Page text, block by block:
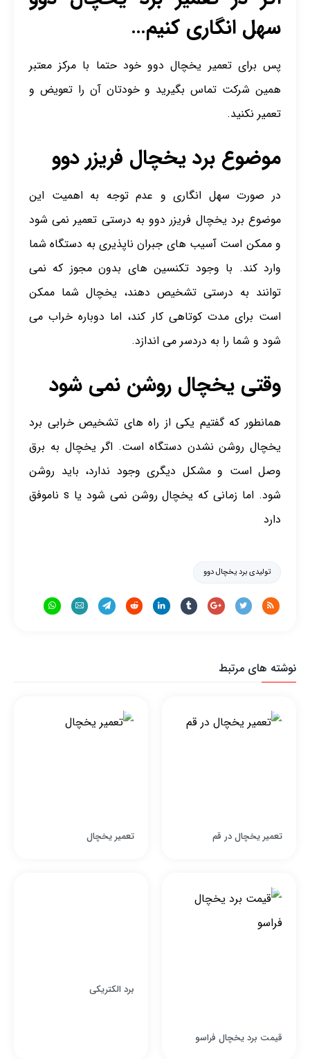
سهل انگاری کنیم…
پس برای تعمیر یخچال دوو خود حتما با مرکز معتبر
همین شرکت تماس بگیرید و خودتان آن را تعویض و
تعمیر نکنید.
موضوع برد یخچال فریزر دوو
در صورت سهل انگاری و عدم توجه به اهمیت این
موضوع برد یخچال فریزر دوو به درستی تعمیر نمی شود
و ممکن است آسیب های جبران ناپذیری به دستگاه شما
وارد کند. با وجود تکنسین های بدون مجوز که نمی
توانند به درستی تشخیص دهند، یخچال شما ممکن
است برای مدت کوتاهی کار کند، اما دوباره خراب می
شود و شما را به دردسر می اندازد.
وقتی یخچال روشن نمی شود
همانطور که گفتیم یکی از راه های تشخیص خرابی برد
یخچال روشن نشدن دستگاه است. اگر یخچال به برق
وصل است و مشکل دیگری وجود ندارد، باید روشن
شود. اما زمانی که یخچال روشن نمی شود یا s ناموفق
دارد
تولیدی برد یخچال دوو
نوشته های مرتبط
تعمیر یخچال در قم تعمیر یخچال
قیمت برد یخچال فراسو
برد الکتریکی